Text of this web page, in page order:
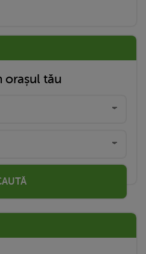
orașul tău